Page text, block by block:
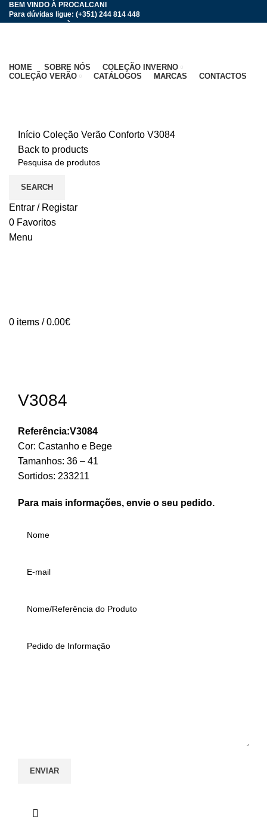
BEM VINDO À PROCALCANI
Para dúvidas ligue: (+351) 244 814 448
SEARCH
Entrar / Registar
0 Favoritos
Menu
0 items / 0.00€
HOME SOBRE NÓS
COLEÇÃO INVERNO
COLEÇÃO VERÃO
CATÁLOGOS MARCAS CONTACTOS
Início Coleção Verão Conforto V3084
Back to products
V3084
Referência:V3084
Cor: Castanho e Bege
Tamanhos: 36 – 41
Sortidos: 233211
Para mais informações, envie o seu pedido.